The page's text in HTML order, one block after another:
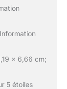
x 6,66 cm;
5 étoiles